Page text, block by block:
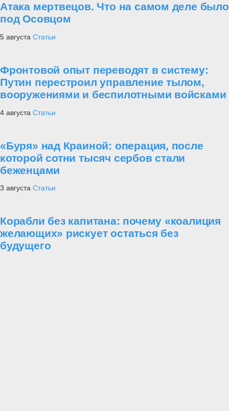
Атака мертвецов. Что на самом деле было
под Осовцом
5 августа Статьи
Фронтовой опыт переводят в систему:
Путин перестроил управление тылом,
вооружениями и беспилотными войсками
4 августа Статьи
«Буря» над Краиной: операция, после
которой сотни тысяч сербов стали
беженцами
3 августа Статьи
Корабли без капитана: почему «коалиция
желающих» рискует остаться без
будущего